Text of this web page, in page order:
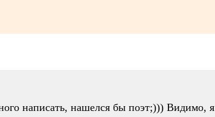
написать, нашелся бы поэт;))) Видимо, я